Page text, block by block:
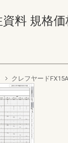
料 規格
クレフヤード